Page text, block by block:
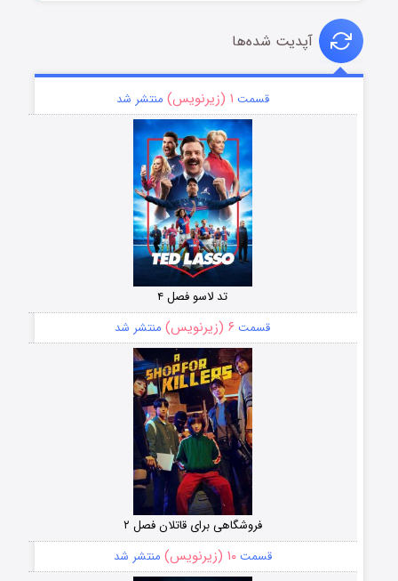
آپدیت شده‌ها
قسمت ۱ (زیرنویس) منتشر شد
تد لاسو فصل ۴
قسمت ۶ (زیرنویس) منتشر شد
فروشگاهی برای قاتلان فصل ۲
قسمت۱۰ (زیرنویس) منتشر شد